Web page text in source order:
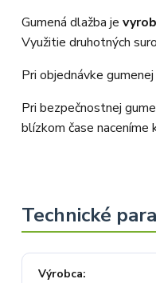
Gumená dlažba je
Využitie druhotných
Pri objednávke
Pri bezpečnostnej
blízkom čase
Výrobca